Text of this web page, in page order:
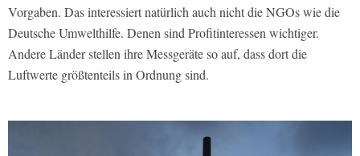
Vorgaben. Das interessiert natürlich auch nicht die NGOs wie die
Deutsche Umwelthilfe. Denen sind Profitinteressen wichtiger.
Andere Länder stellen ihre Messgeräte so auf, dass dort die
Luftwerte größtenteils in Ordnung sind.